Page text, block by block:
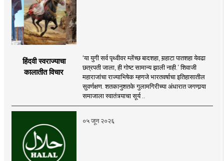
हिंदवी स्वराज्याचा
कालातीत विचार
‘या युगी सर्व पृथ्वीवर म्लेंच्छ बादशहा, मर्‍हाटा पातशहा येवढा
छत्रपती जाला, ही गोष्ट सामान्य झाली नाही.’ शिवाजी
महाराजांचा राज्याभिषेक म्हणजे भारतवर्षाचा इतिहासातील
सुवर्णक्षण. शतकानुशतके गुलामगिरीच्या अंधारात जगणार्‍या
समाजाला स्वातंत्र्याचा सूर्य ..
०५ जून २०२६